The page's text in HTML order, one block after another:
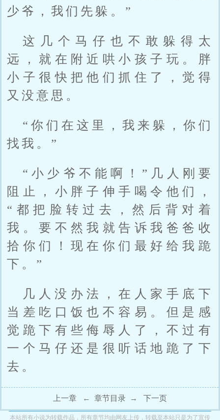
少爷，我们先躲。”
这几个马仔也不敢躲得太
远，就在附近哄小孩子玩。胖
小子很快把他们抓住了，觉得
又没意思。
“你们在这里，我来躲，你们
找我。”
“小少爷不能啊！”几人刚要
阻止，小胖子伸手喝令他们，
“都把脸转过去，然后背对着
我。要不然我就告诉我爸爸收
拾你们！现在你们最好给我跪
下。”
几人没办法，在人家手底下
当差吃口饭也不容易。但是感
觉跪下有些侮辱人了，不过有
一个马仔还是很听话地跪了下
去。
上一章 ← 章节目录 → 下一页
本站所有小说为转载作品，所有章节均由网友上传，转载至本站只是为了宣传